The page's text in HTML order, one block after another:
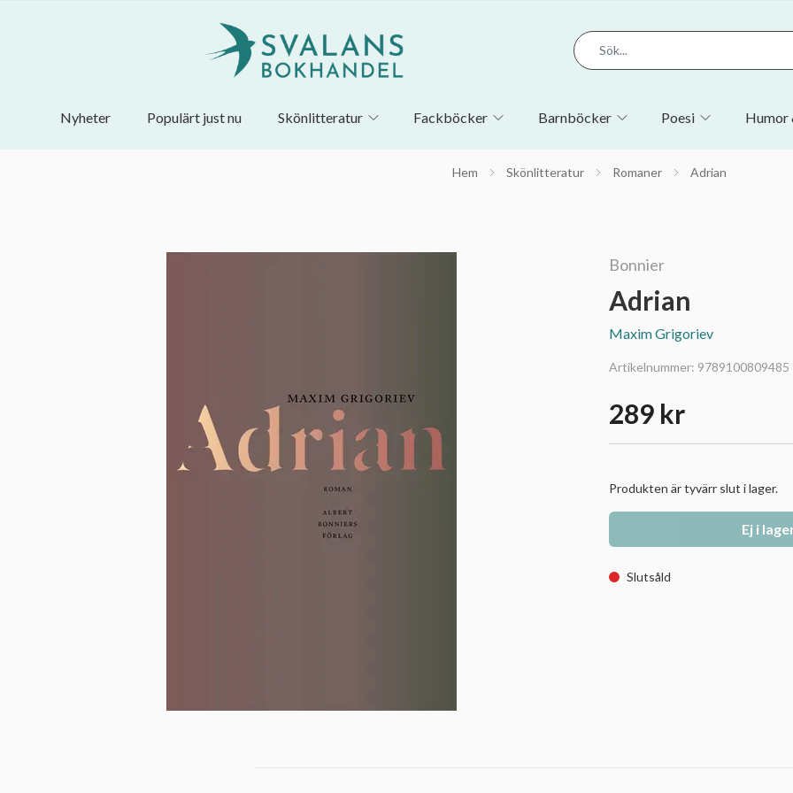
Nyheter Populärt just nu Skönlitteratur Fackböcker Barnböcker Poesi Humor
Hem Skönlitteratur Romaner Adrian
Bonnier
Adrian
Maxim Grigoriev
Artikelnummer: 9789100809485
289 kr
Produkten är tyvärr slut i lager.
Ej i
Slutsåld